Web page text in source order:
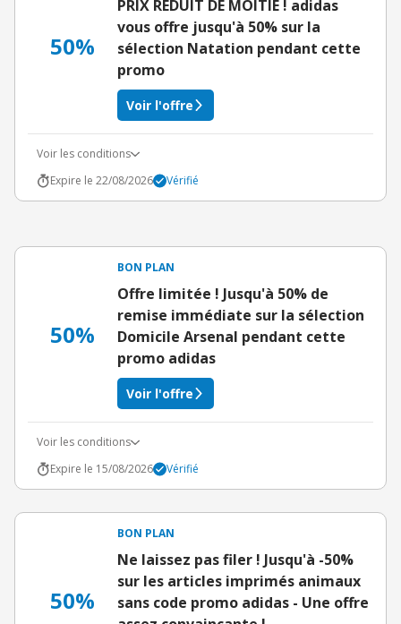
50%
PRIX RÉDUIT DE MOITIÉ ! adidas
vous offre jusqu'à 50% sur la
sélection Natation pendant cette
promo
Voir l'offre
Voir les conditions
Expire le 22/08/2026
Vérifié
50%
BON PLAN
Offre limitée ! Jusqu'à 50% de
remise immédiate sur la sélection
Domicile Arsenal pendant cette
promo adidas
Voir l'offre
Voir les conditions
Expire le 15/08/2026
Vérifié
50%
BON PLAN
Ne laissez pas filer ! Jusqu'à -50%
sur les articles imprimés animaux
sans code promo adidas - Une offre